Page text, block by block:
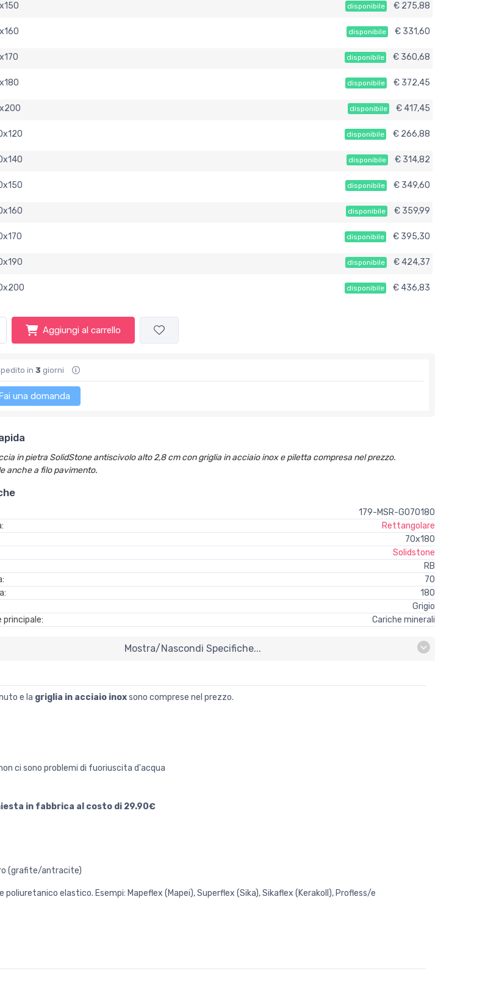
disponibile € 275,88
disponibile € 331,60
disponibile € 360,68
disponibile € 372,45
disponibile € 417,45
disponibile € 266,88
disponibile € 314,82
disponibile € 349,60
disponibile € 359,99
disponibile € 395,30
disponibile € 424,37
disponibile € 436,83
Aggiungi al carrello
in3 giorni
una domanda
in pietra SolidStone antiscivolo alto 2,8 cm con griglia in acciaio inox e piletta compresa nel prezzo.
anche a filo pavimento.
179-MSR-G070180
Rettangolare
70x180
Solidstone
RB
70
180
Grigio
Cariche minerali
Mostra/nascondi Specifiche...
e la griglia in acciaio inoxsono comprese nel prezzo.
ci sono problemi di fuoriuscita d'acqua
in fabbrica al costo di 29.90€
(grafite/antracite)
elastico. Esempi: Mapeflex (Mapei), Superflex (Sika), Sikaflex (Kerakoll), Profless/e